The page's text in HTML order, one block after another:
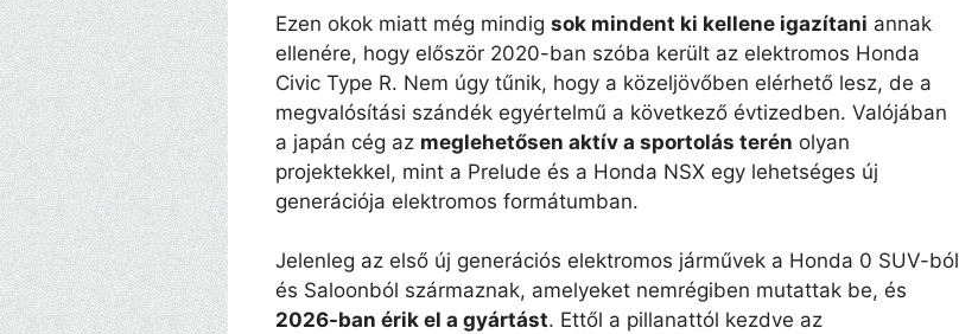
Ezen okok miatt még mindig sok mindent ki kellene igazítani annak
ellenére, hogy először 2020-ban szóba került az elektromos Honda
Civic Type R. Nem úgy tűnik, hogy a közeljövőben elérhető lesz, de a
megvalósítási szándék egyértelmű a következő évtizedben. Valójában
a japán cég az meglehetősen aktív a sportolás terén olyan
projektekkel, mint a Prelude és a Honda NSX egy lehetséges új
generációja elektromos formátumban.
Jelenleg az első új generációs elektromos járművek a Honda 0 SUV-ból
és Saloonból származnak, amelyeket nemrégiben mutattak be, és
2026-ban érik el a gyártást. Ettől a pillanattól kezdve az